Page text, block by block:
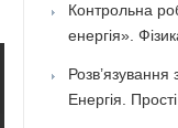
Контрольна
енергія».
Розв’язування
Енергія.